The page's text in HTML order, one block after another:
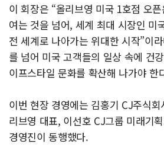
이 회장은 “올리브영 미국 1호점 오
여는 것을 넘어, 세계 최대 시장인 미
전 세계로 나아가는 위대한 시작”이
를 넘어 미국 고객들의 일상 속에 건
이프스타일 문화를 확산해 나가야 한
이번 현장 경영에는 김홍기 CJ주식
리브영 대표, 이선호 CJ그룹 미래기
경영진이 동행했다.